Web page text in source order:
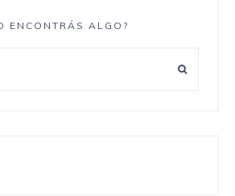
ENCONTRÁS ALGO?